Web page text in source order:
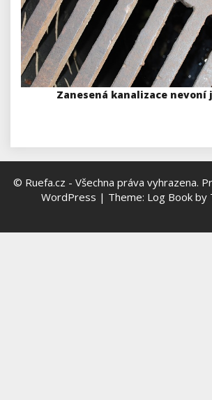
Zanesená kanalizace nevoní
© Ruefa.cz - Všechna práva vyhrazena.
WordPress | Theme: Log Book by